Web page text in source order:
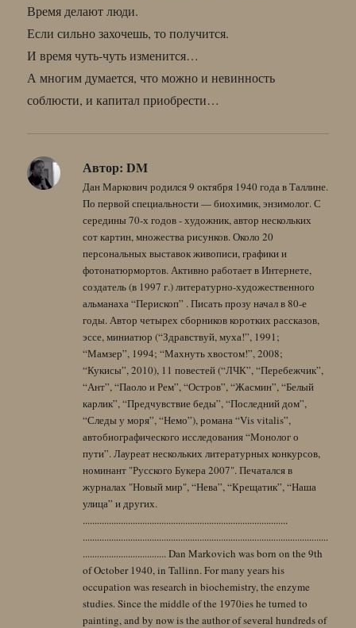
Время делают люди.
Если сильно захочешь, то получится.
И время чуть-чуть изменится…
А многим думается, что можно и невинность
соблюсти, и капитал приобрести…
Автор: DM
Дан Маркович родился 9 октября 1940 года в Таллине.
По первой специальности — биохимик, энзимолог. С
середины 70-х годов - художник, автор нескольких
сот картин, множества рисунков. Около 20
персональных выставок живописи, графики и
фотонатюрмортов. Активно работает в Интернете,
создатель (в 1997 г.) литературно-художественного
альманаха “Перископ” . Писать прозу начал в 80-е
годы. Автор четырех сборников коротких рассказов,
эссе, миниатюр (“Здравствуй, муха!”, 1991;
“Мамзер”, 1994; “Махнуть хвостом!”, 2008;
“Кукисы”, 2010), 11 повестей (“ЛЧК”, “Перебежчик”,
“Ант”, “Паоло и Рем”, “Остров”, “Жасмин”, “Белый
карлик”, “Предчувствие беды”, “Последний дом”,
“Следы у моря”, “Немо”), романа “Vis vitalis”,
автобиографического исследования “Монолог о
пути”. Лауреат нескольких литературных конкурсов,
номинант "Русского Букера 2007". Печатался в
журналах "Новый мир", “Нева”, “Крещатик”, “Наша
улица” и других.
......................................................................................
.......................................................................................................
................................... Dan Markovich was born on the 9th
of October 1940, in Tallinn. For many years his
occupation was research in biochemistry, the enzyme
studies. Since the middle of the 1970ies he turned to
painting, and by now is the author of several hundreds of